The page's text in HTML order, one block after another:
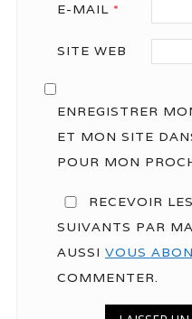
E-MAIL *
SITE WEB
ENREGISTRER
ET MON SITE
POUR MON
RECEVOIR
SUIVANTS PAR
AUSSI VOUS
COMMENTER.